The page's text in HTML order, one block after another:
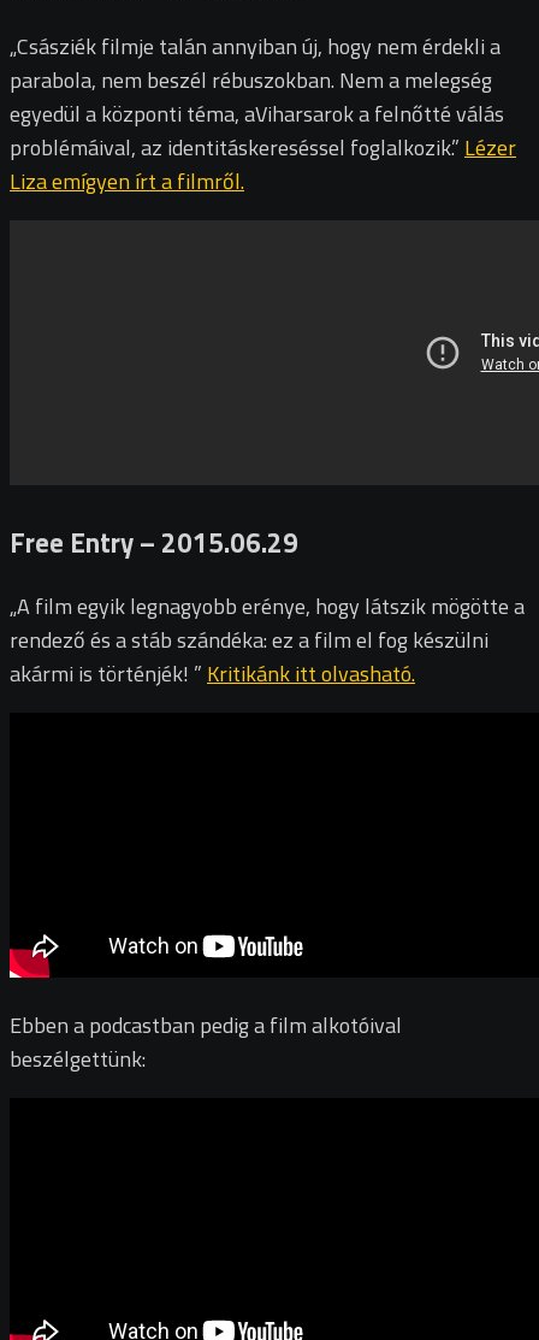
„Császiék filmje talán annyiban új, hogy nem érdekli a
parabola, nem beszél rébuszokban. Nem a melegség
egyedül a központi téma, aViharsarok a felnőtté válás
problémáival, az identitáskereséssel foglalkozik.” Lézer
Liza emígyen írt a filmről.
Free Entry – 2015.06.29
„A film egyik legnagyobb erénye, hogy látszik mögötte a
rendező és a stáb szándéka: ez a film el fog készülni
akármi is történjék! ” Kritikánk itt olvasható.
Ebben a podcastban pedig a film alkotóival
beszélgettünk: